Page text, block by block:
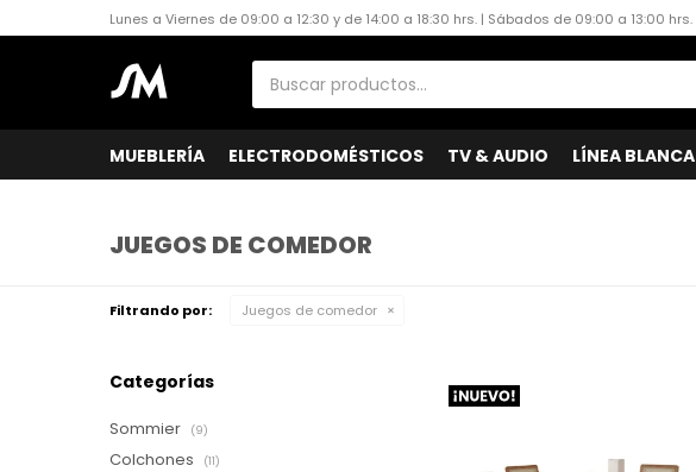
MUEBLERÍA ELECTRODOMÉSTICOS TV & AUDIO LÍNEA BLANCA
Lunes a Viernes de 09:00 a 12:30 y de 14:00 a 18:30 hrs. | Sábados de 09:00 a 13:00 hrs.
JUEGOS DE COMEDOR
Filtrando por: Juegos de comedor
Categorías
Sommier (9)
Colchones (11)